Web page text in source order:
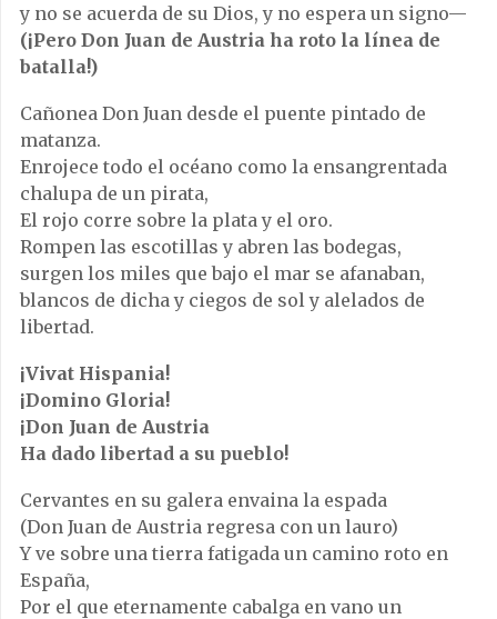
y no se acuerda de su Dios, y no espera un signo—
(¡Pero Don Juan de Austria ha roto la línea de
batalla!)
Cañonea Don Juan desde el puente pintado de
matanza.
Enrojece todo el océano como la ensangrentada
chalupa de un pirata,
El rojo corre sobre la plata y el oro.
Rompen las escotillas y abren las bodegas,
surgen los miles que bajo el mar se afanaban,
blancos de dicha y ciegos de sol y alelados de
libertad.
¡Vivat Hispania!
¡Domino Gloria!
¡Don Juan de Austria
Ha dado libertad a su pueblo!
Cervantes en su galera envaina la espada
(Don Juan de Austria regresa con un lauro)
Y ve sobre una tierra fatigada un camino roto en
España,
Por el que eternamente cabalga en vano un